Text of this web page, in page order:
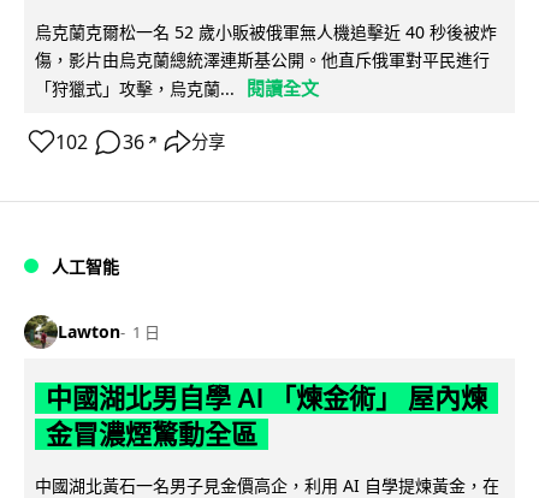
烏克蘭克爾松一名 52 歲小販被俄軍無人機追擊近 40 秒後被炸
傷，影片由烏克蘭總統澤連斯基公開。他直斥俄軍對平民進行
「狩獵式」攻擊，烏克蘭...
閱讀全文
102 36 ↗ 分享
人工智能
Lawton 1 日
中國湖北男自學 AI 「煉金術」 屋內煉
金冒濃煙驚動全區
中國湖北黃石一名男子見金價高企，利用 AI 自學提煉黃金，在